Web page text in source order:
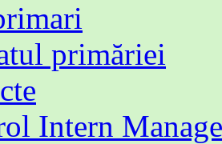
primăriei
Intern